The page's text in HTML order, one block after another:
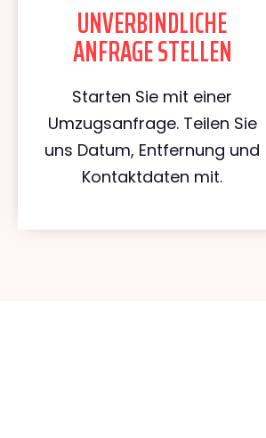
UNVERBINDLICHE
ANFRAGE STELLEN
Starten Sie mit einer
Umzugsanfrage. Teilen Sie
uns Datum, Entfernung und
Kontaktdaten mit.